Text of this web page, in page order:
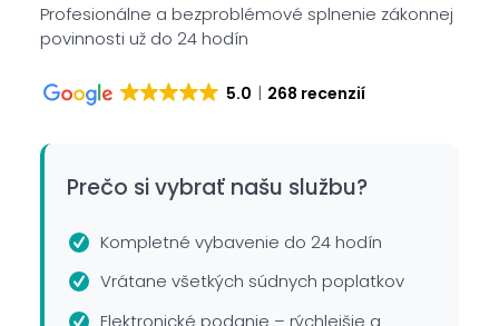
Profesionálne a bezproblémové splnenie zákonnej
povinnosti už do 24 hodín
5.0 268 recenzií
Prečo si vybrať našu službu?
Kompletné vybavenie do 24 hodín
Vrátane všetkých súdnych poplatkov
Elektronické podanie – rýchlejšie a